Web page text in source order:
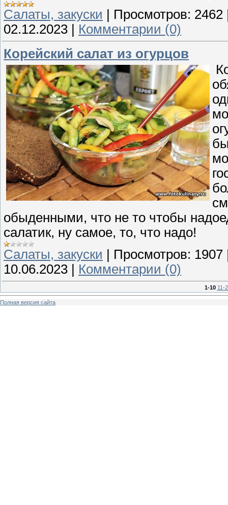
Cалаты, закуски
Просмотров: 2462
02.12.2023
Комментарии (0)
Корейский салат из огурцов
обыденными, что не то чтобы
салатик, ну самое, то, что надо!
Cалаты, закуски | Просмотров: 1907
10.06.2023 | Комментарии (0)
1-10 11-
Полная версия сайта